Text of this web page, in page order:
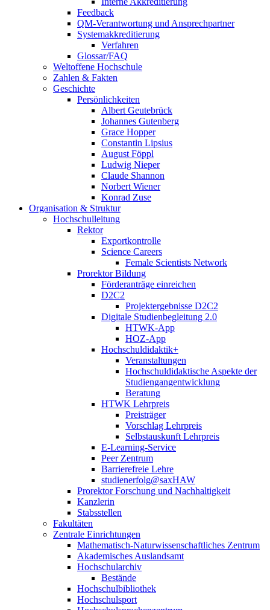
Feedback
QM-Verantwortung und Ansprechpartner
Systemakkreditierung
Verfahren
Glossar/FAQ
Weltoffene Hochschule
Zahlen & Fakten
Geschichte
Persönlichkeiten
Albert Geutebrück
Johannes Gutenberg
Grace Hopper
Constantin Lipsius
August Föppl
Ludwig Nieper
Claude Shannon
Norbert Wiener
Konrad Zuse
Organisation & Struktur
Hochschulleitung
Rektor
Exportkontrolle
Science Careers
Female Scientists Network
Prorektor Bildung
Förderanträge einreichen
D2C2
Projektergebnisse D2C2
Digitale Studienbegleitung 2.0
HTWK-App
HOZ-App
Hochschuldidaktik+
Veranstaltungen
Hochschuldidaktische Aspekte der
Studiengangentwicklung
Beratung
HTWK Lehrpreis
Preisträger
Vorschlag Lehrpreis
Selbstauskunft Lehrpreis
E-Learning-Service
Peer Zentrum
Barrierefreie Lehre
studienerfolg@saxHAW
Prorektor Forschung und Nachhaltigkeit
Kanzlerin
Stabsstellen
Fakultäten
Zentrale Einrichtungen
Mathematisch-Naturwissenschaftliches Zentrum
Akademisches Auslandsamt
Hochschularchiv
Bestände
Hochschulbibliothek
Hochschulsport